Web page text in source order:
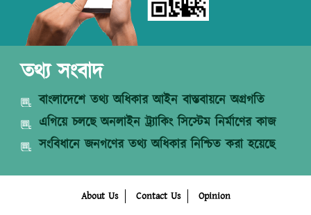
তথ্য সংবাদ
বাংলাদেশে তথ্য অধিকার আইন বাস্তবায়নে অগ্রগতি
এগিয়ে চলছে অনলাইন ট্র্যাকিং সিস্টেম নির্মাণের কাজ
সংবিধানে জনগণের তথ্য অধিকার নিশ্চিত করা হয়েছে
About Us Contact Us Opinion